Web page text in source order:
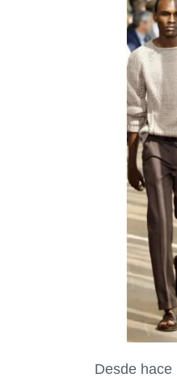
Desde hace